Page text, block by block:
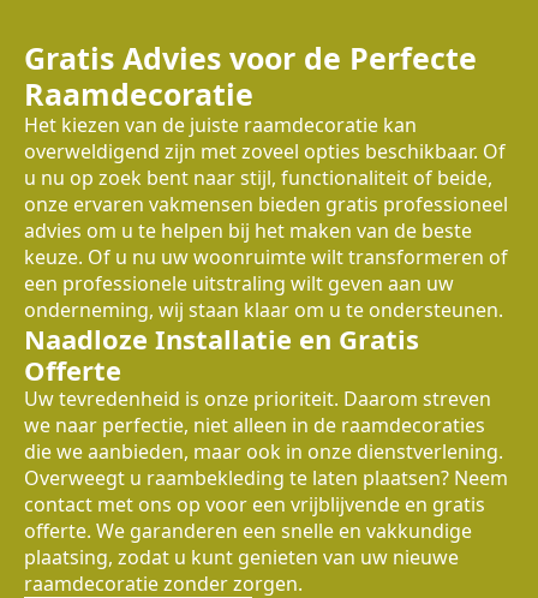
Gratis Advies voor de Perfecte
Raamdecoratie
Het kiezen van de juiste raamdecoratie kan
overweldigend zijn met zoveel opties beschikbaar. Of
u nu op zoek bent naar stijl, functionaliteit of beide,
onze ervaren vakmensen bieden gratis professioneel
advies om u te helpen bij het maken van de beste
keuze. Of u nu uw woonruimte wilt transformeren of
een professionele uitstraling wilt geven aan uw
onderneming, wij staan klaar om u te ondersteunen.
Naadloze Installatie en Gratis
Offerte
Uw tevredenheid is onze prioriteit. Daarom streven
we naar perfectie, niet alleen in de raamdecoraties
die we aanbieden, maar ook in onze dienstverlening.
Overweegt u raambekleding te laten plaatsen? Neem
contact met ons op voor een vrijblijvende en gratis
offerte. We garanderen een snelle en vakkundige
plaatsing, zodat u kunt genieten van uw nieuwe
raamdecoratie zonder zorgen.